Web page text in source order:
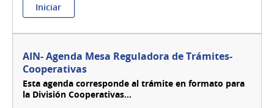
Iniciar:
AIN
Registro
de
Personas
Física
AIN- Agenda Mesa Reguladora de Trámites-
Cooperativas
Esta agenda corresponde al trámite en formato para
la División Cooperativas...